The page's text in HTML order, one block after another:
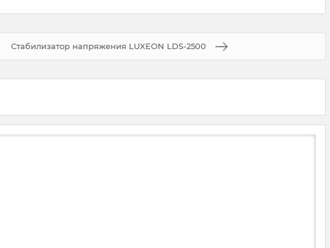
Стабилизатор напряжения LUXEON LDS-2500